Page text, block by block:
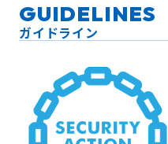
GUIDELINES
ガイドライン